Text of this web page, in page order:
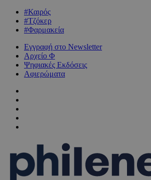
#Καιρός
#Τζόκερ
#Φαρμακεία
Εγγραφή στο Newsletter
Αρχείο Φ
Ψηφιακές Εκδόσεις
Αφιερώματα